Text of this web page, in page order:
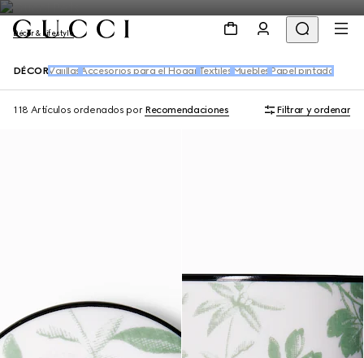
Décor & Lifestyle
DÉCORVajillas Accesorios para el Hogar Textiles Muebles Papel pintado
118 Artículos ordenados por Recomendaciones Filtrar y ordenar